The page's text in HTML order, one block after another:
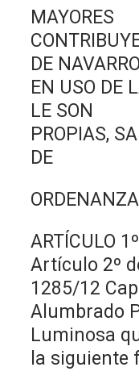
MAYORES
DE
EN USO DE
LE SON
PROPIAS,
DE
ORDENANZA
ARTÍCULO
Artículo 2º
1285/12
Alumbrado
Luminosa
la siguiente